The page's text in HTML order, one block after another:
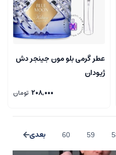
عطر گرمی بلو مون جینجر دش
ژیودان
208,000 تومان
59
60